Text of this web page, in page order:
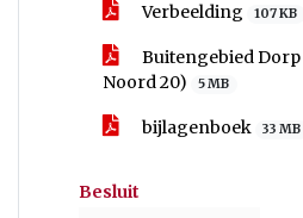
Verbeelding 107 KB
Buitengebied
Noord 20)
5 MB
bijlagenboek 33 MB
Besluit